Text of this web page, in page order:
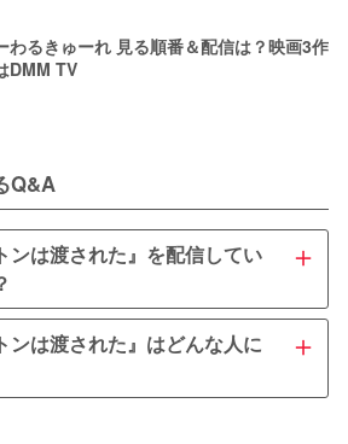
わるきゅーれ 見る順番＆配信は？映画3作
DMM TV
Q&A
ンは渡された』を配信してい
＋
された』はU-NEXTにて配信中で
ンタル可能なので、初回登録時にも
使えば実質無料での視聴が可能で
ンは渡された』はどんな人に
＋